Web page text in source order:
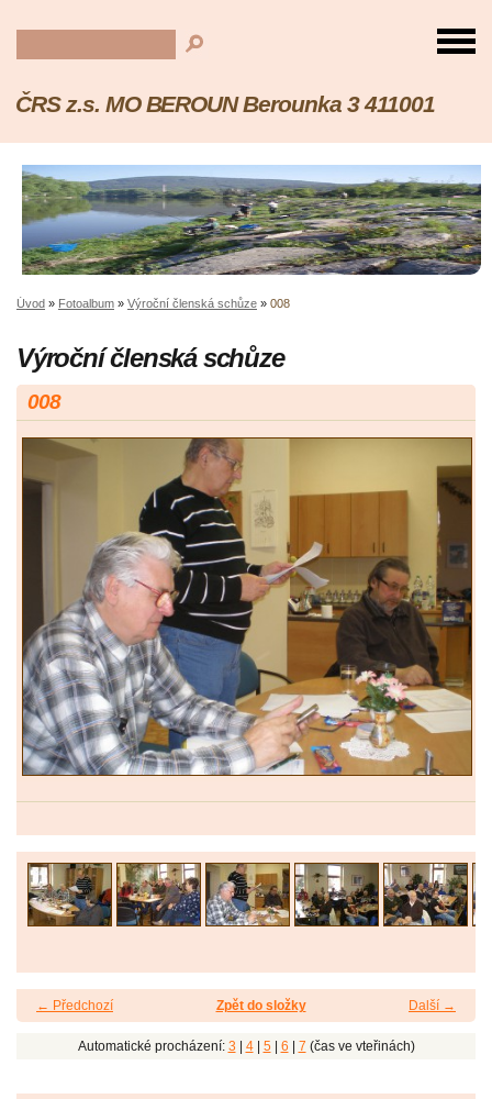
ČRS z.s. MO BEROUN Berounka 3 411001
Úvod » Fotoalbum » Výroční členská schůze » 008
Výroční členská schůze
008
← Předchozí Další →
Zpět do složky
Automatické procházení: 3 4| 5| 6 7 (čas ve vteřinách)